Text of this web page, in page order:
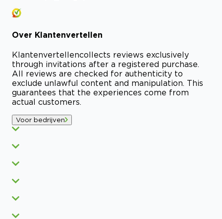
Over Klantenvertellen
Klantenvertellencollects reviews exclusively
through invitations after a registered purchase.
All reviews are checked for authenticity to
exclude unlawful content and manipulation. This
guarantees that the experiences come from
actual customers.
Voor bedrijven